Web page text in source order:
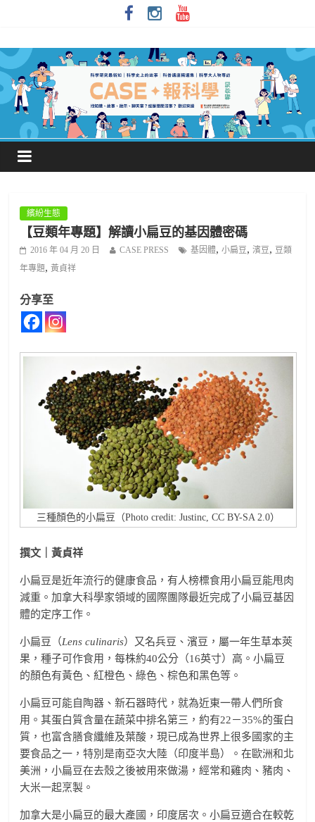
繽紛生態
【豆類年專題】解讀小扁豆的基因體密碼
2016 年 04 月 20 日 CASE PRESS 基因體,小扁豆 ,濱豆 , 豆類
年專題,黃貞祥
分享至
三種顏色的小扁豆（Photo credit: Justinc, CC BY-SA 2.0）
撰文｜黃貞祥
小扁豆是近年流行的健康食品，有人榜標食用小扁豆能甩肉
減重。加拿大科學家領域的國際團隊最近完成了小扁豆基因
體的定序工作。
小扁豆（Lens culinaris）又名兵豆、濱豆，屬一年生草本莢
果，種子可作食用，每株約40公分（16英寸）高。小扁豆
的顏色有黃色、紅橙色、綠色、棕色和黑色等。
小扁豆可能自陶器、新石器時代，就為近東一帶人們所食
用。其蛋白質含量在蔬菜中排名第三，約有22－35%的蛋白
質，也富含膳食纖維及葉酸，現已成為世界上很多國家的主
要食品之一，特別是南亞次大陸（印度半島）。在歐洲和北
美洲，小扁豆在去殼之後被用來做湯，經常和雞肉、豬肉、
大米一起烹製。
加拿大是小扁豆的最大產國，印度居次。小扁豆適合在較乾